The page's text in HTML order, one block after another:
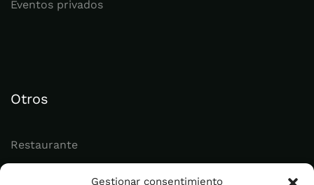
Gestionar consentimiento
Eventos privados
Otros
Restaurante